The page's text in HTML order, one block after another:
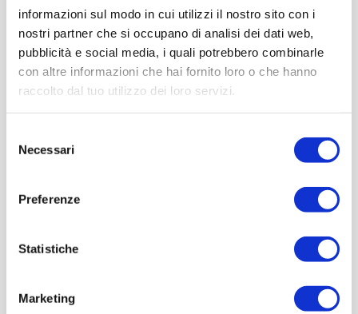
informazioni sul modo in cui utilizzi il nostro sito con i
nostri partner che si occupano di analisi dei dati web,
pubblicità e social media, i quali potrebbero combinarle
con altre informazioni che hai fornito loro o che hanno
raccolto dal tuo utilizzo dei loro servizi.
delNecessari
Preferenze
Statistiche
Marketing
Egizio),Paolo Verri(Fondazione Mondadori),Marco
Gay(Unione Industriali di Torino) eEmanuele Di
Faustino
(Nomisma).